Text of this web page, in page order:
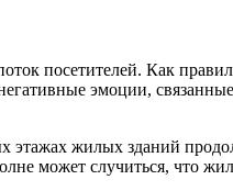
посетителей. Как
эмоции,
этажах жилых зданий
может случиться, что